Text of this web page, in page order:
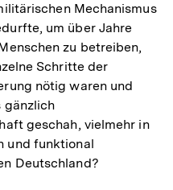
Mechanismus
um über Jahre
zu betreiben,
Schritte der
nötig waren und
gänzlich
geschah, vielmehr in
und funktional
Deutschland?